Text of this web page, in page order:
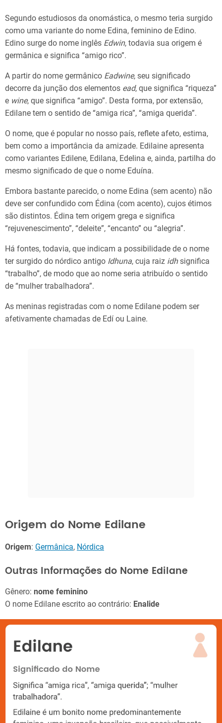
Segundo estudiosos da onomástica, o mesmo teria surgido
como uma variante do nome Edina, feminino de Edino.
Edino surge do nome inglês Edwin, todavia sua origem é
germânica e significa “amigo rico”.
A partir do nome germânico Eadwine, seu significado
decorre da junção dos elementos ead, que significa “riqueza”
e wine, que significa “amigo”. Desta forma, por extensão,
Edilane tem o sentido de “amiga rica”, “amiga querida”.
O nome, que é popular no nosso país, reflete afeto, estima,
bem como a importância da amizade. Edilaine apresenta
como variantes Edilene, Edilana, Edelina e, ainda, partilha do
mesmo significado de que o nome Eduína.
Embora bastante parecido, o nome Edina (sem acento) não
deve ser confundido com Édina (com acento), cujos étimos
são distintos. Édina tem origem grega e significa
“rejuvenescimento”, “deleite”, “encanto” ou “alegria”.
Há fontes, todavia, que indicam a possibilidade de o nome
ter surgido do nórdico antigo Idhuna, cuja raiz idhsignifica
“trabalho”, de modo que ao nome seria atribuído o sentido
de “mulher trabalhadora”.
As meninas registradas com o nome Edilane podem ser
afetivamente chamadas de Edí ou Laine.
Origem do Nome Edilane
Origem: Germânica, Nórdica
Outras Informações do Nome Edilane
Gênero: nome feminino
O nome Edilane escrito ao contrário: Enalide